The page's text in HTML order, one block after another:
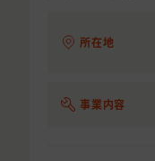
所在地
事業内容